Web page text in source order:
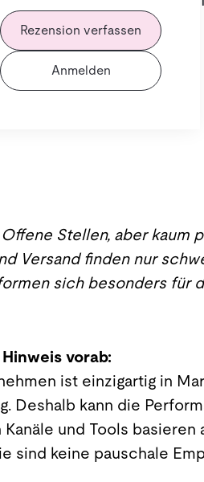
Rezension verfassen
Anmelden
du genau
Link kopieren
Stellen, aber kaum
Versand finden nur
sich besonders für
vorab:
ist einzigartig in
Deshalb kann die
und Tools basieren
sind keine pauschale